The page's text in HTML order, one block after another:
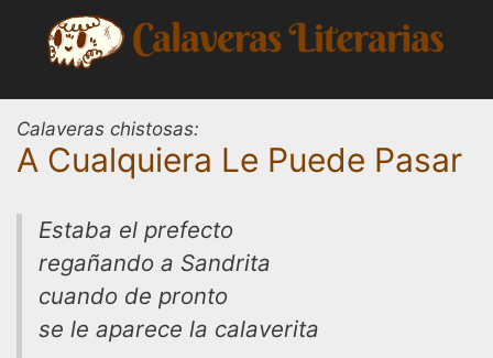
contenido
Calaveras chistosas:
A Cualquiera Le Puede Pasar
Estaba el prefecto
regañando a Sandrita
cuando de pronto
se le aparece la calaverita